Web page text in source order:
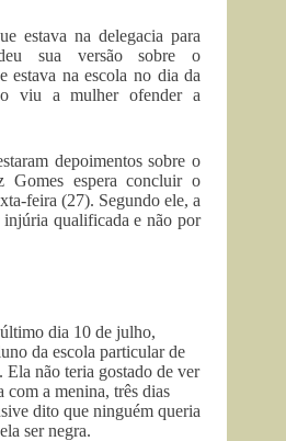
estava na delegacia para
sua versão sobre o
estava na escola no dia da
viu a mulher ofender a
depoimentos sobre o
Gomes espera concluir o
feira (27). Segundo ele, a
qualificada e não por
dia 10 de julho,
da escola particular de
não teria gostado de ver
com a menina, três dias
dito que ninguém queria
ser negra.